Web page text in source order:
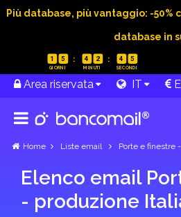
Più database, più vantaggio: -50%
database in
1 5 4 2 4 5
Area riservata IT
Home Liste email Porte e finestre
Elenco email
- produzione